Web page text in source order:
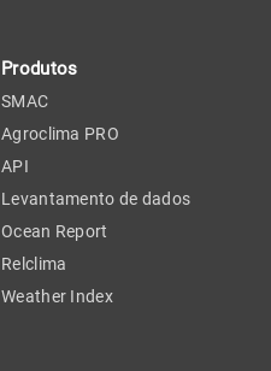
Produtos
SMAC
Agroclima PRO
API
Levantamento de dados
Ocean Report
Relclima
Weather Index